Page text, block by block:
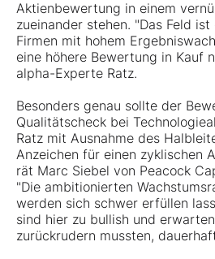
Aktienbewertung in einem
zueinander stehen. "Das Feld
Firmen mit hohem
eine höhere Bewertung in Kauf
alpha-Experte Ratz.
Besonders genau sollte der
Qualitätscheck bei
Ratz mit Ausnahme des
Anzeichen für einen zyklischen
rät Marc Siebel von Peacock
"Die ambitionierten
werden sich schwer erfüllen
sind hier zu bullish und
zurückrudern mussten,